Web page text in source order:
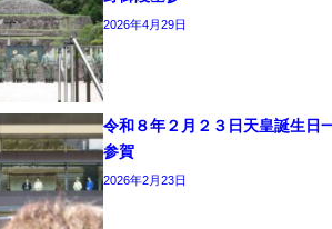
2026年4月29日
令和８年２月２３日天皇誕生日
参賀
2026年2月23日